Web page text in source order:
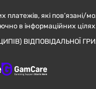
які пов’язані/
в інформаційних
ВІДПОВІДАЛЬНОЇ